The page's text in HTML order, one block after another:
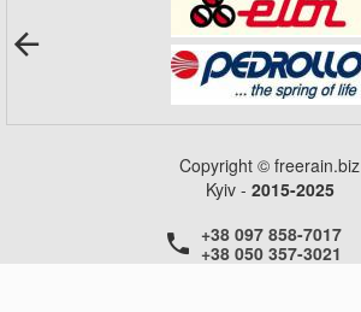
Copyright © freerain.biz
Kyiv - 2015-2025
+38 097 858-7017
+38 050 357-3021